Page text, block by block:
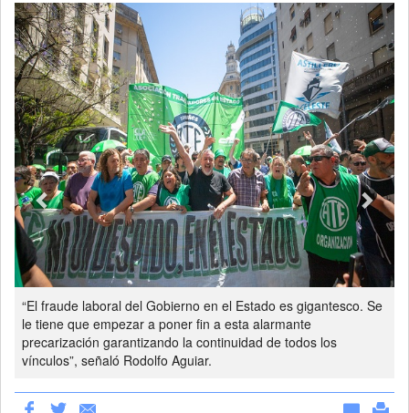
“El fraude laboral del Gobierno en el Estado es gigantesco. Se
le tiene que empezar a poner fin a esta alarmante
precarización garantizando la continuidad de todos los
vínculos”, señaló Rodolfo Aguiar.
Previous Next